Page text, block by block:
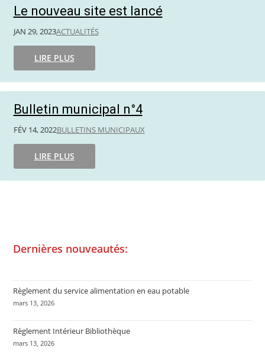
Le nouveau site est lancé
JAN 29, 2023ACTUALITÉS
LIRE PLUS
Bulletin municipal n°4
FÉV 14, 2022BULLETINS MUNICIPAUX
LIRE PLUS
Dernières nouveautés:
Règlement du service alimentation en eau potable
mars 13, 2026
Règlement Intérieur Bibliothèque
mars 13, 2026